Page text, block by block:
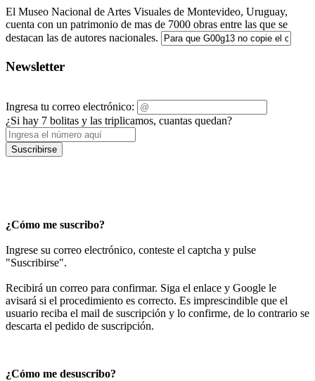
El Museo Nacional de Artes Visuales de Montevideo, Uruguay,
cuenta con un patrimonio de mas de 7000 obras entre las que se
destacan las de autores nacionales.
Newsletter
Ingresa tu correo electrónico:
¿Si hay 7 bolitas y las triplicamos, cuantas quedan?
Suscribirse
¿Cómo me suscribo?
Ingrese su correo electrónico, conteste el captcha y pulse
"Suscribirse".
Recibirá un correo para confirmar. Siga el enlace y Google le
avisará si el procedimiento es correcto. Es imprescindible que el
usuario reciba el mail de suscripción y lo confirme, de lo contrario se
descarta el pedido de suscripción.
¿Cómo me desuscribo?